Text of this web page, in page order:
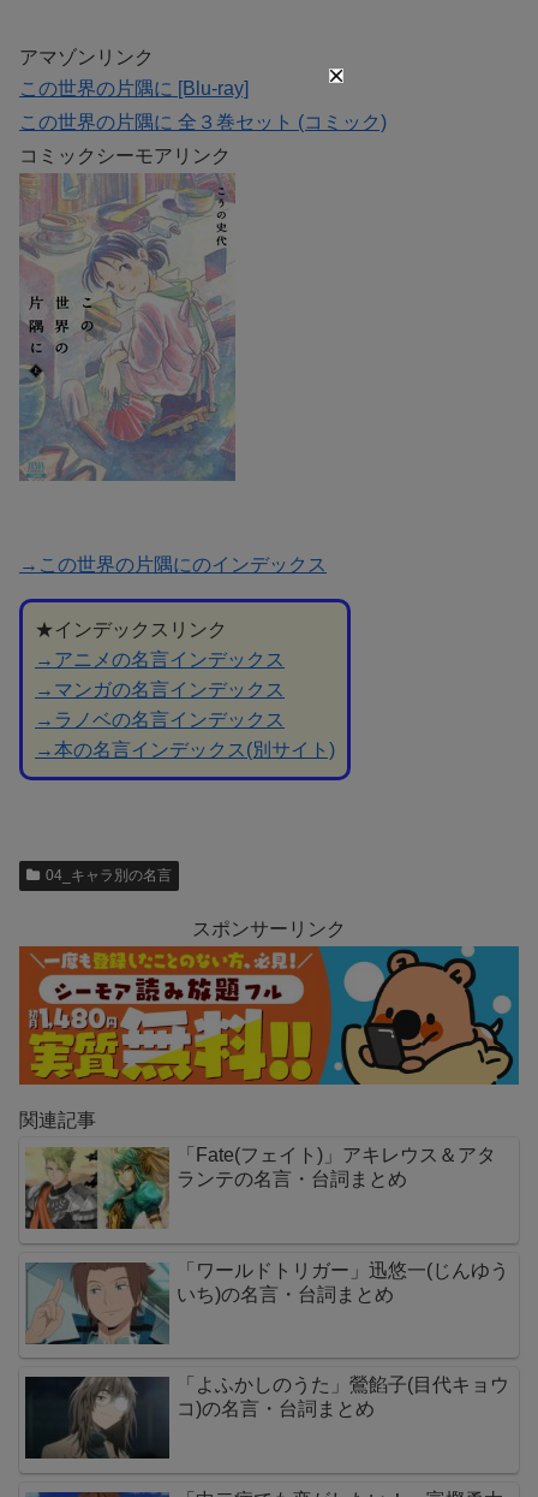
アマゾンリンク
この世界の片隅に [Blu-ray]
この世界の片隅に 全３巻セット (コミック)
コミックシーモアリンク
→この世界の片隅にのインデックス
★インデックスリンク
→アニメの名言インデックス
→マンガの名言インデックス
→ラノベの名言インデックス
→本の名言インデックス(別サイト)
04_キャラ別の名言
スポンサーリンク
関連記事
「Fate(フェイト)」アキレウス＆アタ
ランテの名言・台詞まとめ
「ワールドトリガー」迅悠一(じんゆう
いち)の名言・台詞まとめ
「よふかしのうた」鶯餡子(目代キョウ
コ)の名言・台詞まとめ